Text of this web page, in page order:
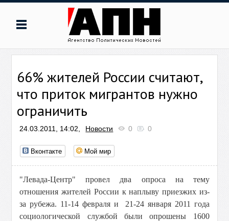
66% жителей России считают,
что приток мигрантов нужно
ограничить
24.03.2011, 14:02, Новости 0 0
Вконтакте Мой мир
"Левада-Центр" провел два опроса на тему
отношения жителей России к наплыву приезжих из-
за рубежа. 11-14 февраля и 21-24 января 2011 года
социологической службой были опрошены 1600